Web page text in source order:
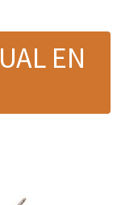
EN